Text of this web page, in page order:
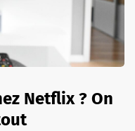
Netflix ? On